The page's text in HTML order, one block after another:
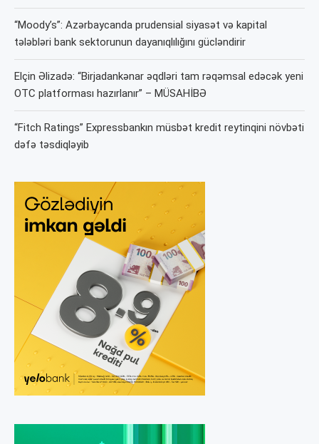
“Moody’s”: Azərbaycanda prudensial siyasət və kapital
tələbləri bank sektorunun dayanıqlılığını gücləndirir
Elçin Əlizadə: “Birjadankənar əqdləri tam rəqəmsal edəcək yeni
OTC platforması hazırlanır” – MÜSAHİBƏ
“Fitch Ratings” Expressbankın müsbət kredit reytinqini növbəti
dəfə təsdiqləyib